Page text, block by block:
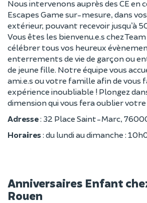
Nous intervenons auprès des CE en
Escapes Game sur-mesure, dans
extérieur, pouvant recevoir jusqu’à
Vous êtes les bienvenu.e.s chez
célébrer tous vos heureux
enterrements de vie de garçon ou
de jeune fille. Notre équipe vous
ami.e.s ou votre famille afin de vous
expérience inoubliable ! Plongez
dimension qui vous fera oublier
Adresse: 32 Place Saint-Marc,
Horaires: du lundi au dimanche :
Anniversaires Enfant
Rouen